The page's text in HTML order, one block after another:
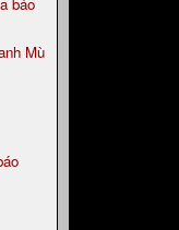
Mù